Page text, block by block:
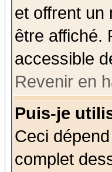
et offrent un
être affiché.
accessible
Revenir en
Puis-je
Ceci
complet